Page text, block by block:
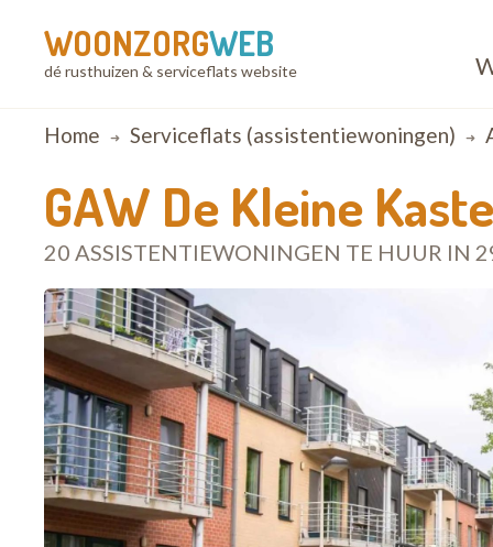
WOONZORGWEB
dé rusthuizen & serviceflats website
Breadcrumb
Home Serviceflats (assistentiewoningen)
GAW De Kleine
20 ASSISTENTIEWONINGEN TE HUUR IN